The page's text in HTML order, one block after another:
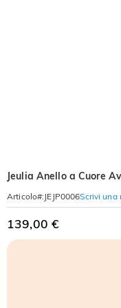
Jeulia Anello a Cuore
Articolo#: JEJP0006Scrivi una
139,00 €